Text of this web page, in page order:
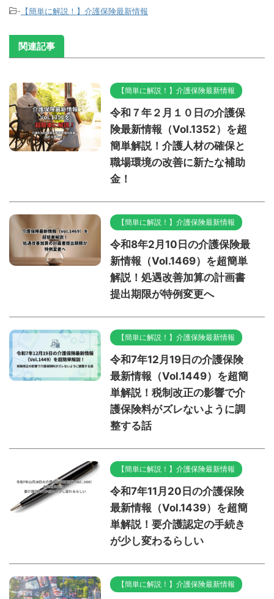
- 【簡単に解説！】介護保険最新情報
関連記事
【簡単に解説！】介護保険最新情報
令和７年２月１０日の介護保
険最新情報（Vol.1352）を超
簡単解説！介護人材の確保と
職場環境の改善に新たな補助
金！
【簡単に解説！】介護保険最新情報
令和8年2月10日の介護保険最
新情報（Vol.1469）を超簡単
解説！処遇改善加算の計画書
提出期限が特例変更へ
【簡単に解説！】介護保険最新情報
令和7年12月19日の介護保険
最新情報（Vol.1449）を超簡
単解説！税制改正の影響で介
護保険料がズレないように調
整する話
【簡単に解説！】介護保険最新情報
令和7年11月20日の介護保険
最新情報（Vol.1439）を超簡
単解説！要介護認定の手続き
が少し変わるらしい
【簡単に解説！】介護保険最新情報